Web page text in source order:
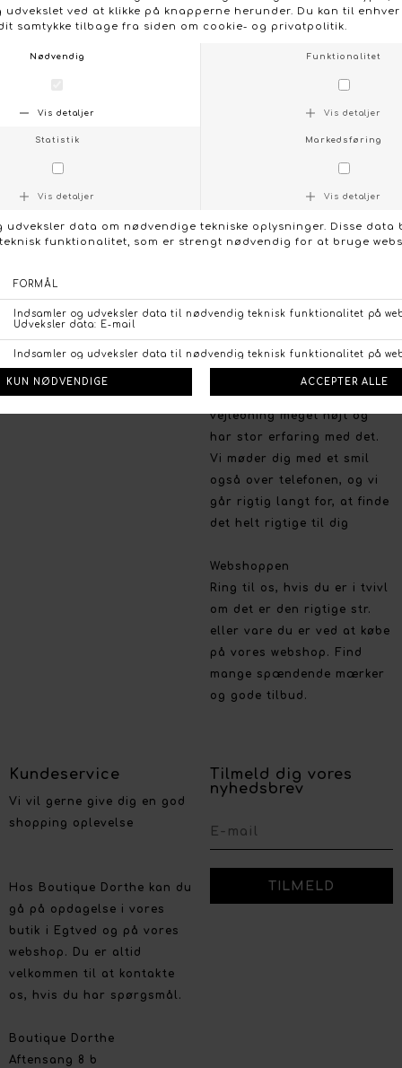
KONTAKT OS
FACEBOOK
Følg os på :
Facebook
Persondata politik
Fortrydelsesret
Betalingsmuligheder
Åbn GDPR-popup
Om Boutique Dorthe
Stort udvalg og gode priser
Vi lægger stor vægt på et
prisvenligt niveau uden at
gå på kompromis med
kvaliteten.
Så har du brug for en
rådgivning og vejledning er
bedste. Vi vægter personlig
vejledning meget højt og
har stor erfaring med det.
Vi møder dig med et smil
også over telefonen, og vi
går rigtig langt for, at finde
det helt rigtige til dig
Webshoppen
Ring til os, hvis du er i tvivl
om det er den rigtige str.
eller vare du er ved at købe
på vores webshop. Find
mange spændende mærker
og gode tilbud.
Kundeservice
Vi vil gerne give dig en god
shopping oplevelse
Hos Boutique Dorthe kan du
gå på opdagelse i vores
butik i Egtved og på vores
webshop. Du er altid
velkommen til at kontakte
os, hvis du har spørgsmål.
Boutique Dorthe
Aftensang 8 b
Tilmeld dig vores
nyhedsbrev